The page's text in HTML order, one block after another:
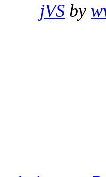
jVS by